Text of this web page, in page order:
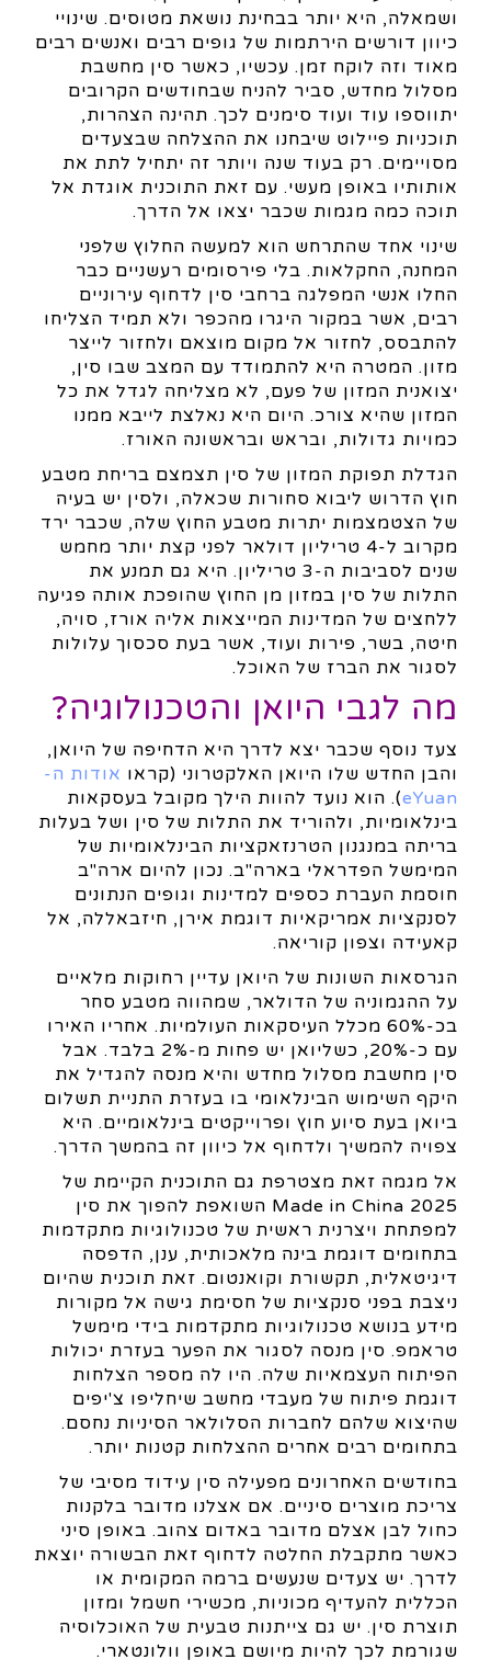
ושמאלה, היא יותר בבחינת נושאת מטוסים. שינויי
כיוון דורשים הירתמות של גופים רבים ואנשים רבים
מאוד וזה לוקח זמן. עכשיו, כאשר סין מחשבת
מסלול מחדש, סביר להניח שבחודשים הקרובים
יתווספו עוד ועוד סימנים לכך. תהינה הצהרות,
תוכניות פיילוט שיבחנו את ההצלחה שבצעדים
מסויימים. רק בעוד שנה ויותר זה יתחיל לתת את
אותותיו באופן מעשי. עם זאת התוכנית אוגדת אל
תוכה כמה מגמות שכבר יצאו אל הדרך.
שינוי אחד שהתרחש הוא למעשה החלוץ שלפני
המחנה, החקלאות. בלי פירסומים רעשניים כבר
החלו אנשי המפלגה ברחבי סין לדחוף עירוניים
רבים, אשר במקור היגרו מהכפר ולא תמיד הצליחו
להתבסס, לחזור אל מקום מוצאם ולחזור לייצר
מזון. המטרה היא להתמודד עם המצב שבו סין,
יצואנית המזון של פעם, לא מצליחה לגדל את כל
המזון שהיא צורכ. היום היא נאלצת לייבא ממנו
כמויות גדולות, ובראש ובראשונה האורז.
הגדלת תפוקת המזון של סין תצמצם בריחת מטבע
חוץ הדרוש ליבוא סחורות שכאלה, ולסין יש בעיה
של הצטמצמות יתרות מטבע החוץ שלה, שכבר ירד
מקרוב ל-4 טריליון דולאר לפני קצת יותר מחמש
שנים לסביבות ה-3 טריליון. היא גם תמנע את
התלות של סין במזון מן החוץ שהופכת אותה פגיעה
ללחצים של המדינות המייצאות אליה אורז, סויה,
חיטה, בשר, פירות ועוד, אשר בעת סכסוך עלולות
לסגור את הברז של האוכל.
מה לגבי היואן והטכנולוגיה?
צעד נוסף שכבר יצא לדרך היא הדחיפה של היואן,
והבן החדש שלו היואן האלקטרוני (קראו אודות ה-
eYuan). הוא נועד להוות הילך מקובל בעסקאות
בינלאומיות, ולהוריד את התלות של סין ושל בעלות
בריתה במנגנון הטרנזאקציות הבינלאומיות של
המימשל הפדראלי בארה"ב. נכון להיום ארה"ב
חוסמת העברת כספים למדינות וגופים הנתונים
לסנקציות אמריקאיות דוגמת אירן, חיזבאללה, אל
קאעידה וצפון קוריאה.
הגרסאות השונות של היואן עדיין רחוקות מלאיים
על ההגמוניה של הדולאר, שמהווה מטבע סחר
בכ-60% מכלל העיסקאות העולמיות. אחריו האירו
עם כ-20%, כשליואן יש פחות מ-2% בלבד. אבל
סין מחשבת מסלול מחדש והיא מנסה להגדיל את
היקף השימוש הבינלאומי בו בעזרת התניית תשלום
ביואן בעת סיוע חוץ ופרוייקטים בינלאומיים. היא
צפויה להמשיך ולדחוף אל כיוון זה בהמשך הדרך.
אל מגמה זאת מצטרפת גם התוכנית הקיימת של
Made in China 2025 השואפת להפוך את סין
למפתחת ויצרנית ראשית של טכנולוגיות מתקדמות
בתחומים דוגמת בינה מלאכותית, ענן, הדפסה
דיגיטאלית, תקשורת וקואנטום. זאת תוכנית שהיום
ניצבת בפני סנקציות של חסימת גישה אל מקורות
מידע בנושא טכנולוגיות מתקדמות בידי מימשל
טראמפ. סין מנסה לסגור את הפער בעזרת יכולות
הפיתוח העצמאיות שלה. היו לה מספר הצלחות
דוגמת פיתוח של מעבדי מחשב שיחליפו צ'יפים
שהיצוא שלהם לחברות הסלולאר הסיניות נחסם.
בתחומים רבים אחרים ההצלחות קטנות יותר.
בחודשים האחרונים מפעילה סין עידוד מסיבי של
צריכת מוצרים סיניים. אם אצלנו מדובר בלקנות
כחול לבן אצלם מדובר באדום צהוב. באופן סיני
כאשר מתקבלת החלטה לדחוף זאת הבשורה יוצאת
לדרך. יש צעדים שנעשים ברמה המקומית או
הכללית להעדיף מכוניות, מכשירי חשמל ומזון
תוצרת סין. יש גם צייתנות טבעית של האוכלוסיה
שגורמת לכך להיות מיושם באופן וולונטארי.